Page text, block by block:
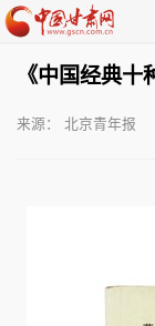
《中国经典
来源： 北京青年报